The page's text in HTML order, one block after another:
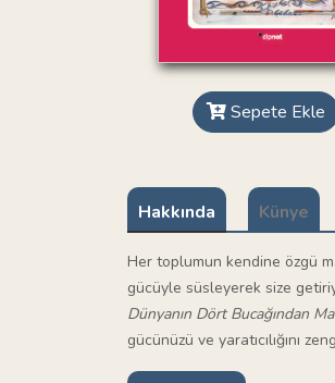
Sepete Ekle
Hakkında Künye
Her toplumun kendine özgü
gücüyle süsleyerek size
Dünyanın Dört Bucağından
gücünüzü ve yaratıcılığını